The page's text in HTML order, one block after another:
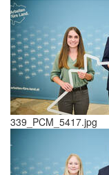
339_PCM_5417.jpg